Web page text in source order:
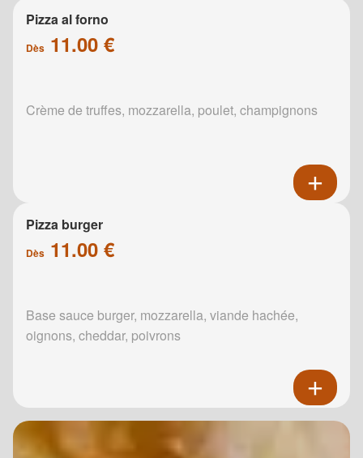
Pizza al forno
Dès 11.00 €
Crème de truffes, mozzarella, poulet, champignons
Pizza burger
Dès 11.00 €
Base sauce burger, mozzarella, viande hachée,
oignons, cheddar, poivrons